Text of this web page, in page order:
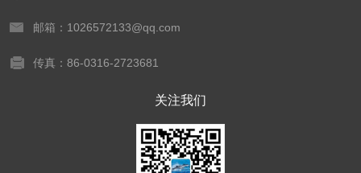
邮箱：1026572133@qq.com
传真：86-0316-2723681
关注我们